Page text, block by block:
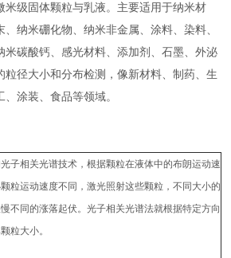
米级固体颗粒与乳液。主要适用于纳米材
纳米硼化物、纳米非金属、涂料、染料、
米碳酸钙、感光材料、添加剂、石墨、外泌
粒径大小和分布检测，像新材料、制药、生
涂装、食品等领域。
子相关光谱技术，根据颗粒在液体中的布朗运动速
粒运动速度不同，激光照射这些颗粒，不同大小的
不同的涨落起伏。光子相关光谱法就根据特定方向
粒大小。